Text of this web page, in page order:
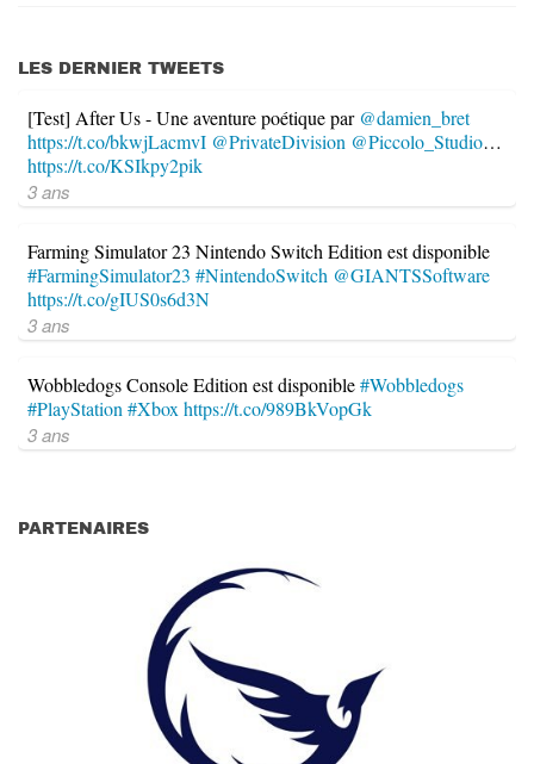
LES DERNIER TWEETS
[Test] After Us - Une aventure poétique par @damien_bret
https://t.co/bkwjLacmvI @PrivateDivision @Piccolo_Studio…
https://t.co/KSIkpy2pik
3 ans
Farming Simulator 23 Nintendo Switch Edition est disponible
#FarmingSimulator23 #NintendoSwitch @GIANTSSoftware
https://t.co/gIUS0s6d3N
3 ans
Wobbledogs Console Edition est disponible#Wobbledogs
#PlayStation#Xboxhttps://t.co/989BkVopGk
3 ans
PARTENAIRES